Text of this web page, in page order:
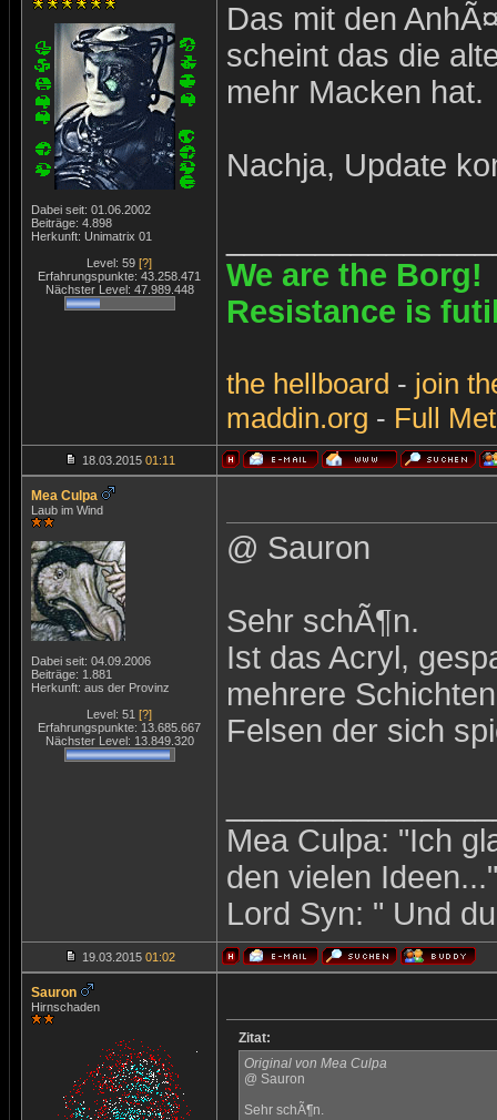
Dabei seit: 01.06.2002
Beiträge: 4.898
Herkunft: Unimatrix 01
Level: 59 [?]
Erfahrungspunkte: 43.258.471
Nächster Level: 47.989.448
Das mit den
scheint das die
mehr Macken hat.
Nachja, Update
We are the Borg!
Resistance is
the hellboard - join
maddin.org - Full
18.03.2015 01:11
Mea Culpa
Laub im Wind
Dabei seit: 04.09.2006
Beiträge: 1.881
Herkunft: aus der Provinz
Level: 51 [?]
Erfahrungspunkte: 13.685.667
Nächster Level: 13.849.320
@ Sauron
Sehr schÃ¶n.
Ist das Acryl,
mehrere
Felsen der sich
Mea Culpa: "Ich
den vielen Ideen..."
Lord Syn: " Und
19.03.2015 01:02
Sauron
Hirnschaden
Zitat:
Original von Mea Culpa
@ Sauron
Sehr schÃ¶n.